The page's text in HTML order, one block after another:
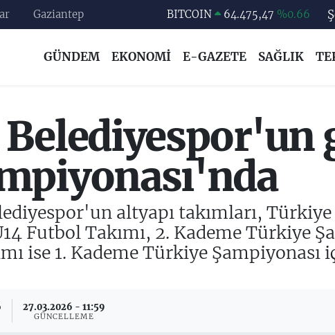
Gaziantep DOLAR 47,5971 %0.05
STERLİN
64,2534 %0.22
13.703
BITCOIN
64.475,47 %0.66
GÜNDEM EKONOMİ E-GAZETE SAĞLIK
altyapı takımları, Türkiye
Futbol Takımı, 2. Kademe Türkiye
ise 1. Kademe Türkiye
27.03.2026 - 11:59
GÜNCELLEME